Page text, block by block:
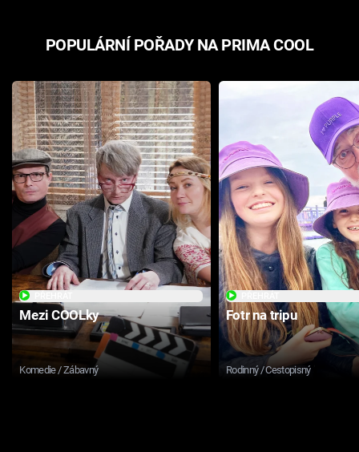
POPULÁRNÍ POŘADY NA PRIMA COOL
Mezi COOLky
Komedie / Zábavný
Fotr na tripu
Rodinný / Cestopisný